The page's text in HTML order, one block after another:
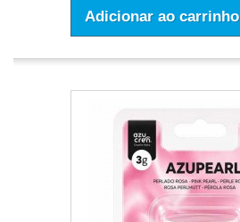
Adicionar ao carrinho